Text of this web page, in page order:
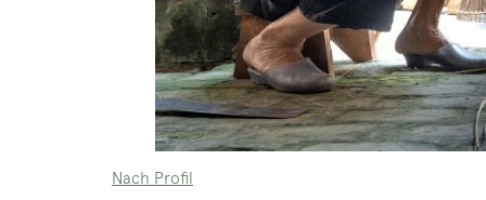
Nach Profil